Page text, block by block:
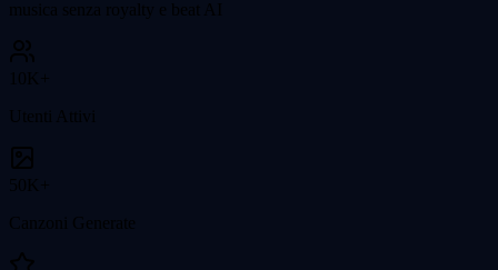
musica senza royalty e beat AI
10K+
Utenti Attivi
50K+
Canzoni Generate